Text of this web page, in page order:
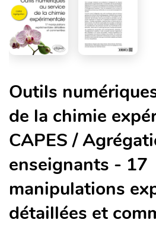
Outils
de la chimie
CAPES /
enseignants - 17
manipulations
détaillées et